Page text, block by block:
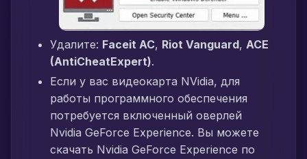
Удалите: Faceit AC, Riot Vanguard, ACE
(AntiCheatExpert).
Если у вас видеокарта NVidia, для
работы программного обеспечения
потребуется включенный оверлей
Nvidia GeForce Experience. Вы можете
скачать Nvidia GeForce Experience по